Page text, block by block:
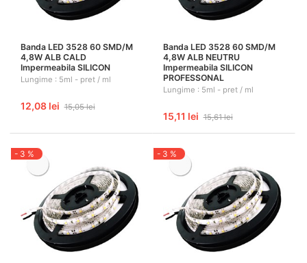
Banda LED 3528 60 SMD/M
4,8W ALB CALD
Impermeabila SILICON
Lungime : 5ml - pret / ml
12,08 lei 15,05 lei
Banda LED 3528 60 SMD/M
4,8W ALB NEUTRU
Impermeabila SILICON
PROFESSONAL
Lungime : 5ml - pret / ml
15,11 lei 15,61 lei
- 3 % - 3 %